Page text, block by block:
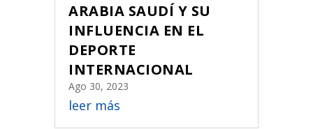
ARABIA SAUDÍ Y SU
INFLUENCIA EN EL
DEPORTE
INTERNACIONAL
Ago 30, 2023
leer más